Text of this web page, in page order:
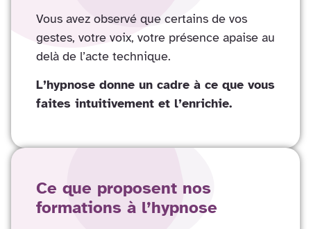
Vous avez observé que certains de vos
gestes, votre voix, votre présence apaise au
delà de l’acte technique.
L’hypnose donne un cadre à ce que vous
faites intuitivement et l’enrichie.
Ce que proposent nos
formations à l’hypnose